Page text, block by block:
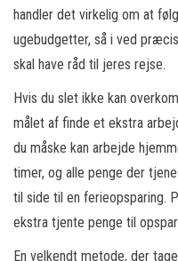
handler det virkelig om at
ugebudgetter, så i ved
skal have råd til jeres rejse.
Hvis du slet ikke kan
målet af finde et ekstra
du måske kan arbejde
timer, og alle penge der
til side til en ferieopsparing.
ekstra tjente penge til
En velkendt metode, der